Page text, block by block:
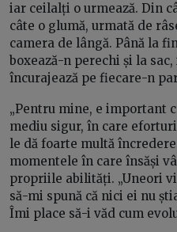
iar ceilalți o urmează. Din
câte o glumă, urmată de
camera de lângă. Până la
boxează-n perechi și la
încurajează pe fiecare-n
„Pentru mine, e important
mediu sigur, în care
le dă foarte multă
momentele în care însăși
propriile abilități. „Uneori
să-mi spună că nici ei nu
Îmi place să-i văd cum